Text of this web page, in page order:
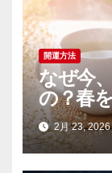
開運方法
なぜ今
の？春
ス」を
2月 23, 2026